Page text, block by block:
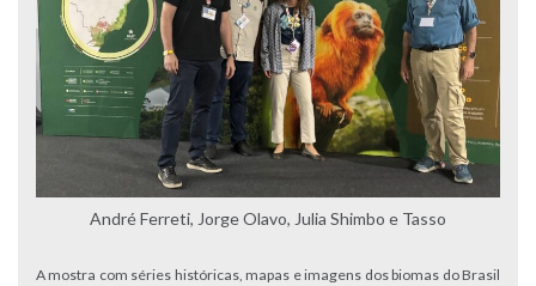
André Ferreti, Jorge Olavo, Julia Shimbo e Tasso
A mostra com séries históricas, mapas e imagens dos biomas do Brasil